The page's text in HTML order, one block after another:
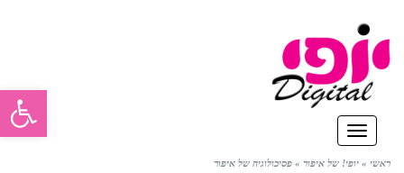
תפריט
ראשי » יופי! של איפור » פסיכולוגיה של איפור
פתח